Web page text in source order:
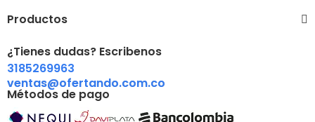
Productos
¿Tienes dudas? Escribenos
3185269963
ventas@ofertando.com.co
Métodos de pago